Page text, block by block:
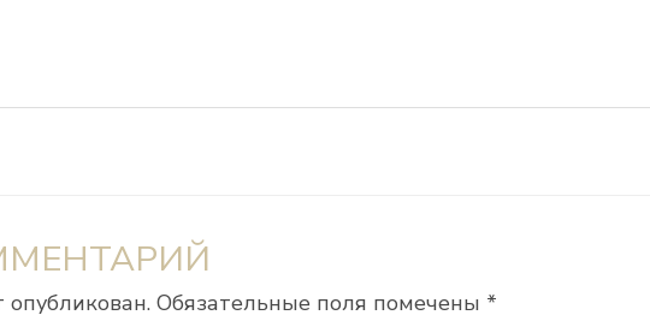
Обязательные поля помечены *